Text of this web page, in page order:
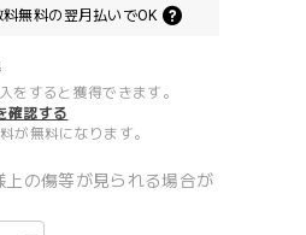
料無料の 翌月払いでOK
をすると獲得できます。
確認する
が無料になります。
の傷等が見られる場合が